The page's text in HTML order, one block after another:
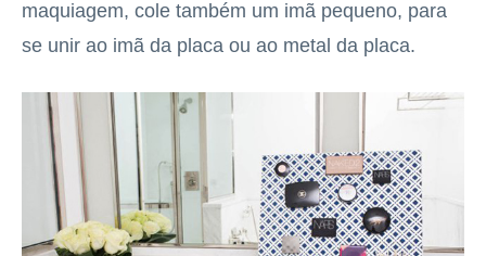
maquiagem, cole também um imã pequeno, para
se unir ao imã da placa ou ao metal da placa.